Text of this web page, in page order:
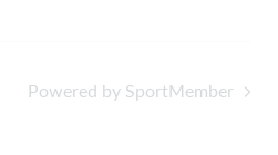
Powered by SportMember